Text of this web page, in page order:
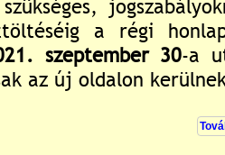
Kitüntetési javaslat űrlap
Kitüntetési javaslat űrlap
Értékelés: /1